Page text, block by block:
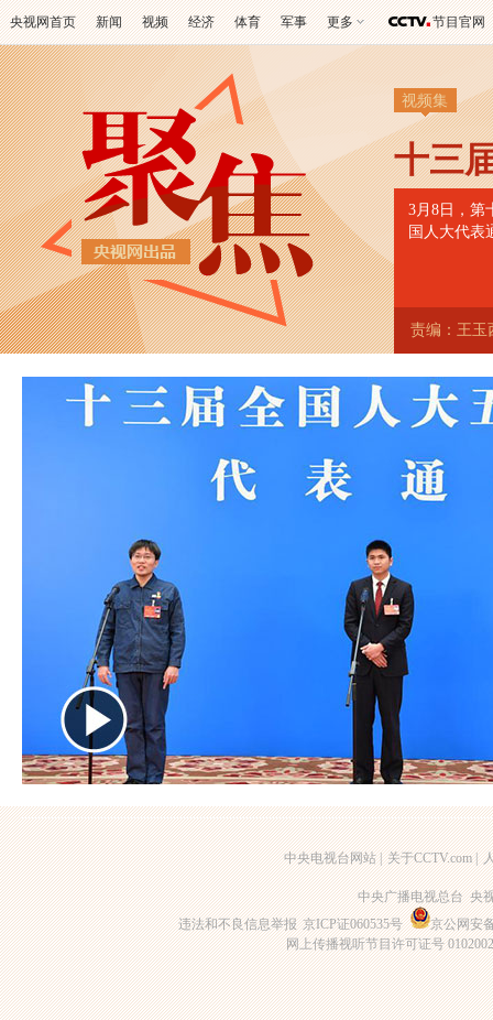
央视网首页 新闻 视频 经济 体育 军事 更多 节目官网
视频集
十三
3月8日，第
国人大代表
责编：王玉
中央电视台网站 | 关于CCTV.com |
中央广播电视总台 央
违法和不良信息举报 京ICP证060535号
京公网安
网上传播视听节目许可证号